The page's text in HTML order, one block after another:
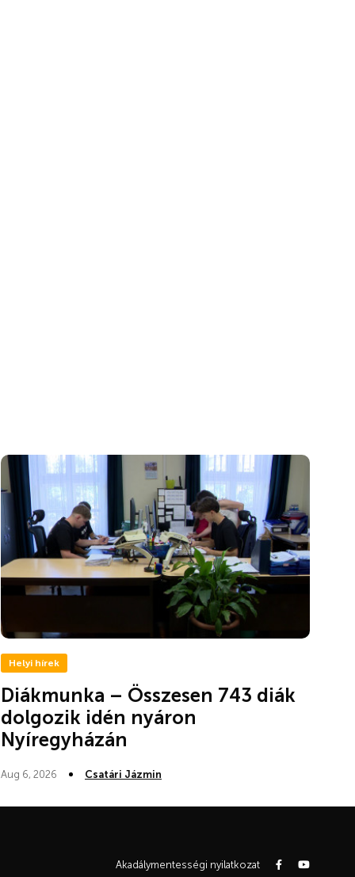
Helyi hírek
Diákmunka – Összesen 743 diák
dolgozik idén nyáron
Nyíregyházán
Aug 6, 2026 Csatári Jázmin
Akadálymentességi nyilatkozat